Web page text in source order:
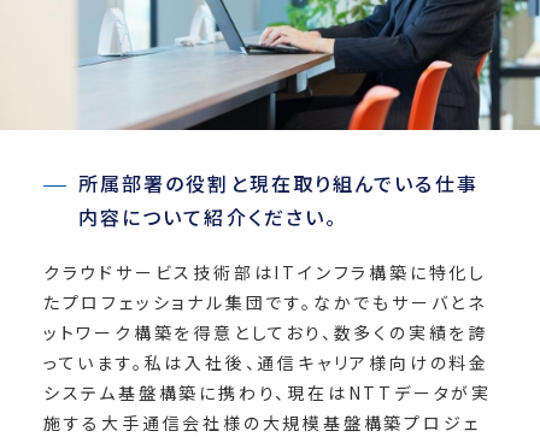
所属部署の役割と現在取り組んでいる仕事
内容について紹介ください。
クラウドサービス技術部はITインフラ構築に特化し
たプロフェッショナル集団です。なかでもサーバとネ
ットワーク構築を得意としており、数多くの実績を誇
っています。私は入社後、通信キャリア様向けの料金
システム基盤構築に携わり、現在はNTTデータが実
施する大手通信会社様の大規模基盤構築プロジェ